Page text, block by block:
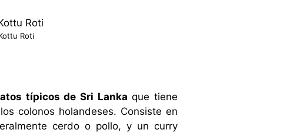
Roti
típicos de Sri Lanka que tiene
colonos holandeses. Consiste en
cerdo o pollo, y un curry